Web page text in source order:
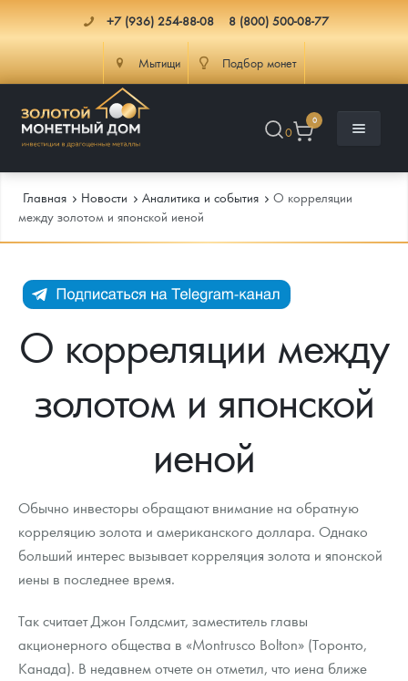
+7 (936) 254-88-08 8 (800) 500-08-77
Мытищи Подбор монет
0
0
Каталог Монет
Инвестиционные монеты
Памятные монеты России и СССР
Монеты Царской России
Монеты стран мира после 1950г
Золотой червонец Сеятель
Золотые слитки
Аксессуары
Гарри Поттер
Год Лошади
Инфо
Как сделать заказ
Выкуп монет
Выкуп серебряных монет
Вопрос - ответ
Памятка для работы с монетами из драгметаллов
Условия возврата
Монеты
Доставка
Распродажа монет и жетонов
Итоги 2025 года. Прогноз курсов золота, серебра, платины на
2026 год
Cтатьи
Георгий Победоносец - динамика цен
Курс золота и серебра
Лом выкуп
Скупка слитков
Контакты
О нас
Наши преимущества
Письмо директору
Пресс-служба
Главная Новости Аналитика и события
О корреляции
между золотом и японской иеной
О корреляции между
золотом и японской
иеной
Обычно инвесторы обращают внимание на обратную
корреляцию золота и американского доллара. Однако
больший интерес вызывает корреляция золота и японской
иены в последнее время.
Так считает Джон Голдсмит, заместитель главы
акционерного общества в «Montrusco Bolton» (Торонто,
Канада). В недавнем отчете он отметил, что иена ближе